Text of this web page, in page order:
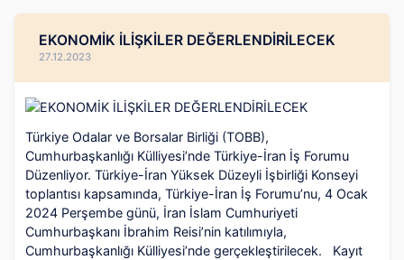
EKONOMİK İLİŞKİLER DEĞERLENDİRİLECEK
27.12.2023
Türkiye Odalar ve Borsalar Birliği (TOBB),
Cumhurbaşkanlığı Külliyesi’nde Türkiye-İran İş Forumu
Düzenliyor. Türkiye-İran Yüksek Düzeyli İşbirliği Konseyi
toplantısı kapsamında, Türkiye-İran İş Forumu’nu, 4 Ocak
2024 Perşembe günü, İran İslam Cumhuriyeti
Cumhurbaşkanı İbrahim Reisi’nin katılımıyla,
Cumhurbaşkanlığı Külliyesi’nde gerçekleştirilecek. Kayıt